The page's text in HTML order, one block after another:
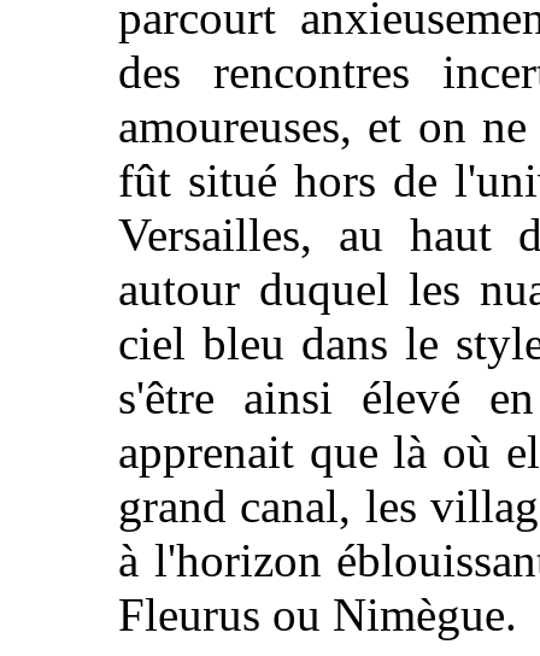
parcourt
des rencontres
amoureuses, et on
fût situé hors de
Versailles, au haut
autour duquel les
ciel bleu dans le
s'être ainsi élevé
apprenait que là où
grand canal, les
à l'horizon
Fleurus ou Nimègue.